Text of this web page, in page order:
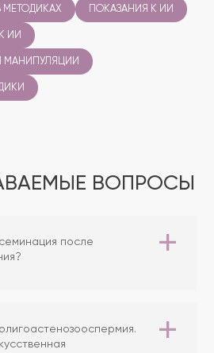
МЕТОДИКАХ ПОКАЗАНИЯ К ИИ
ИИ
МАНИПУЛЯЦИИ
ВОПРОСЫ
после